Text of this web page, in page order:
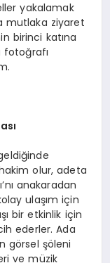
yakalamak
mutlaka ziyaret
birinci katına
fotoğrafı
hakim olur, adeta
anakaradan
ulaşım için
bir etkinlik için
ederler. Ada
görsel şöleni
ve müzik